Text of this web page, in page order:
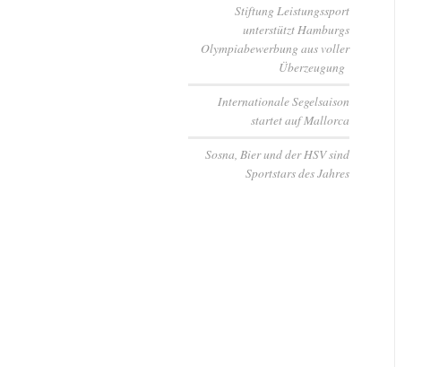
Stiftung Leistungssport
unterstützt Hamburgs
Olympiabewerbung aus voller
Überzeugung
Internationale Segelsaison
startet auf Mallorca
Sosna, Bier und der HSV sind
Sportstars des Jahres